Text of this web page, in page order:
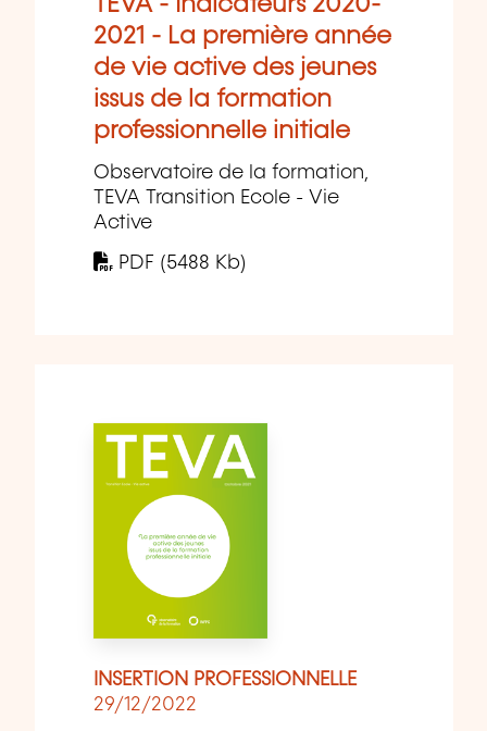
2021 - La première année
de vie active des jeunes
issus de la formation
professionnelle initiale
Observatoire de la formation,
TEVA Transition Ecole - Vie
Active
PDF (5488 Kb)
INSERTION PROFESSIONNELLE
29/12/2022